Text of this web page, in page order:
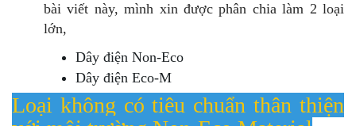
bài viết này, mình xin được phân chia làm 2 loại
lớn,
Dây điện Non-Eco
Dây điện Eco-M
Loại không có tiêu chuẩn thân thiện